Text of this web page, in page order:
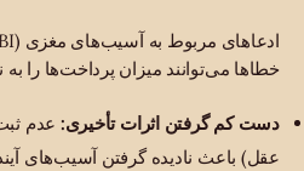
خطاها می‌توانند میزان پرداخت‌ها را
دست کم گرفتن اثرات تأخیری: عدم
عقل) باعث نادیده گرفتن آسیب‌های